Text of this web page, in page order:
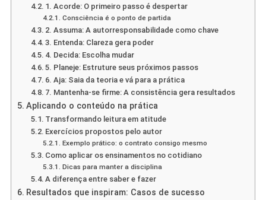
1. Acorde: O primeiro passo é despertar
Consciência é o ponto de partida
2. Assuma: A autorresponsabilidade como chave
3. Entenda: Clareza gera poder
4. Decida: Escolha mudar
5. Planeje: Estruture seus próximos passos
6. Aja: Saia da teoria e vá para a prática
7. Mantenha-se firme: A consistência gera resultados
Aplicando o conteúdo na prática
Transformando leitura em atitude
Exercícios propostos pelo autor
Exemplo prático: o contrato consigo mesmo
Como aplicar os ensinamentos no cotidiano
Dicas para manter a disciplina
A diferença entre saber e fazer
Resultados que inspiram: Casos de sucesso